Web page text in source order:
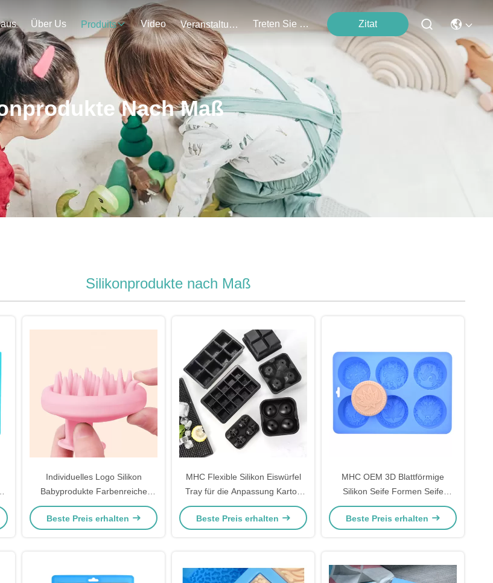
Über Us Produits Video Veranstaltungen Treten Sie Mit Uns In Verbindung Zitat
Nach Maß
Silikonprodukte nach Maß
Individuelles Logo Silikon
Babyprodukte Farbenreiche
Formen Für 0-12 Monate
Babybadprodukte Rosa ABS
Beste Preis erhalten
MHC Flexible Silikon Eiswürfel
Tray für die Anpassung Karton
Größe Portable Ice Ball Maker
Beste Preis erhalten
MHC OEM 3D Blattförmige
Silikon Seife Formen Seife
Formen mit Logo in Formen
Beste Preis erhalten